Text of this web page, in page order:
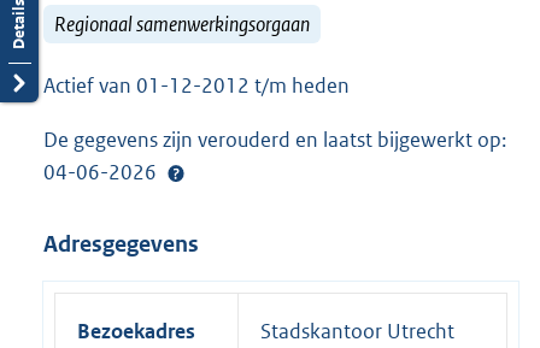
Regionaal samenwerkingsorgaan
Actief van 01-12-2012 t/m heden
De gegevens zijn verouderd en laatst bijgewerkt op:
04-06-2026
Adresgegevens
Bezoekadres
Stadskantoor Utrecht